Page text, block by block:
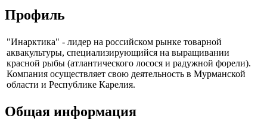
Профиль
"Инарктика" - лидер на российском рынке товарной
аквакультуры, специализирующийся на выращивании
красной рыбы (атлантического лосося и радужной форели).
Компания осуществляет свою деятельность в Мурманской
области и Республике Карелия.
Общая информация